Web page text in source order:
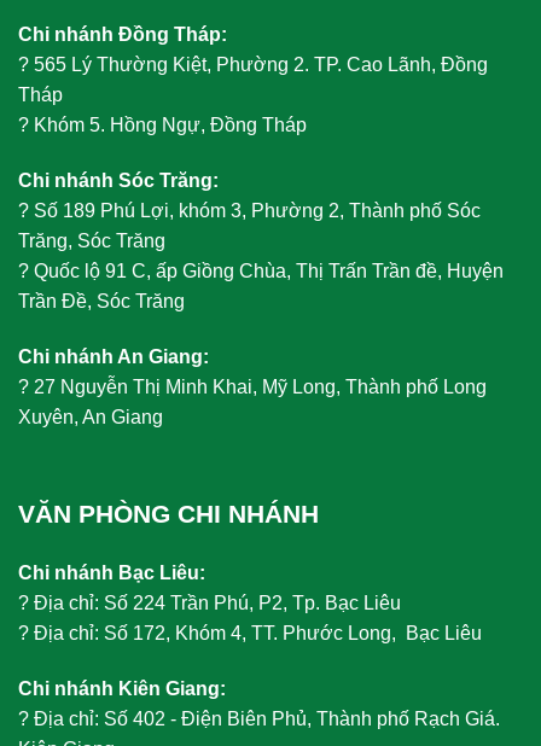
Chi nhánh Đồng Tháp:
? 565 Lý Thường Kiệt, Phường 2. TP. Cao Lãnh, Đồng
Tháp
? Khóm 5. Hồng Ngự, Đồng Tháp
Chi nhánh Sóc Trăng:
? Số 189 Phú Lợi, khóm 3, Phường 2, Thành phố Sóc
Trăng, Sóc Trăng
? Quốc lộ 91 C, ấp Giồng Chùa, Thị Trấn Trần đề, Huyện
Trần Đề, Sóc Trăng
Chi nhánh An Giang:
? 27 Nguyễn Thị Minh Khai, Mỹ Long, Thành phố Long
Xuyên, An Giang
VĂN PHÒNG CHI NHÁNH
Chi nhánh Bạc Liêu:
? Địa chỉ: Số 224 Trần Phú, P2, Tp. Bạc Liêu
? Địa chỉ: Số 172, Khóm 4, TT. Phước Long, Bạc Liêu
Chi nhánh Kiên Giang:
? Địa chỉ: Số 402 - Điện Biên Phủ, Thành phố Rạch Giá.